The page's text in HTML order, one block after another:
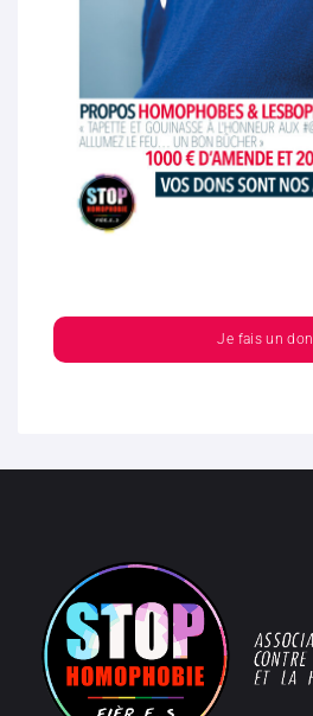
Je fais un don